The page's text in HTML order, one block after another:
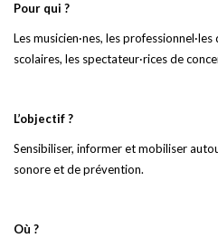
Pour qui ?
Les musicien·nes, les
scolaires, les spectateur·rices de
L’objectif ?
Sensibiliser, informer et mobiliser
sonore et de prévention.
Où ?